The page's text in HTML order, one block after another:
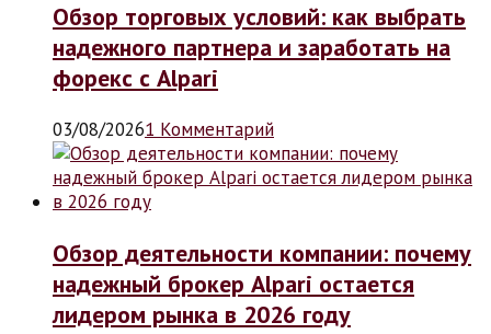
Обзор торговых условий: как выбрать
надежного партнера и заработать на
форекс с Alpari
03/08/20261 Комментарий
Обзор деятельности компании: почему
надежный брокер Alpari остается
лидером рынка в 2026 году